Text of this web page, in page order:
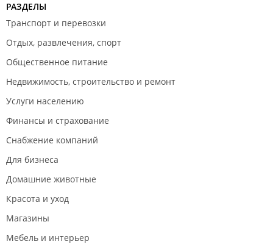
РАЗДЕЛЫ
Транспорт и перевозки
Отдых, развлечения, спорт
Общественное питание
Недвижимость, строительство и ремонт
Услуги населению
Финансы и страхование
Снабжение компаний
Для бизнеса
Домашние животные
Красота и уход
Магазины
Мебель и интерьер